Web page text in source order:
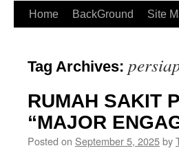
Home BackGround Site
Tag Archives:
RUMAH SAKIT
“MAJOR
Posted on September 5, 2025by